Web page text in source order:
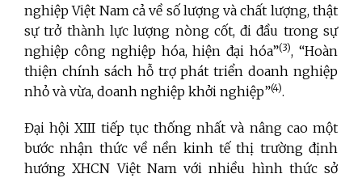
nghiệp Việt Nam cả về số lượng và chất lượng, thật
sự trở thành lực lượng nòng cốt, đi đầu trong sự
nghiệp công nghiệp hóa, hiện đại hóa”(3), “Hoàn
thiện chính sách hỗ trợ phát triển doanh nghiệp
nhỏ và vừa, doanh nghiệp khởi nghiệp”(4).
Đại hội XIII tiếp tục thống nhất và nâng cao một
bước nhận thức về nền kinh tế thị trường định
hướng XHCN Việt Nam với nhiều hình thức sở